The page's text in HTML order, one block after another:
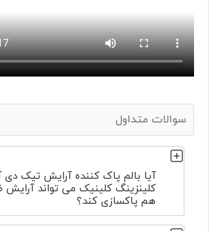
سوالات متداول
آیا بالم پاک کننده آرایش تیک
کلینزینگ کلینیک می تواند
هم پاکسازی کند؟